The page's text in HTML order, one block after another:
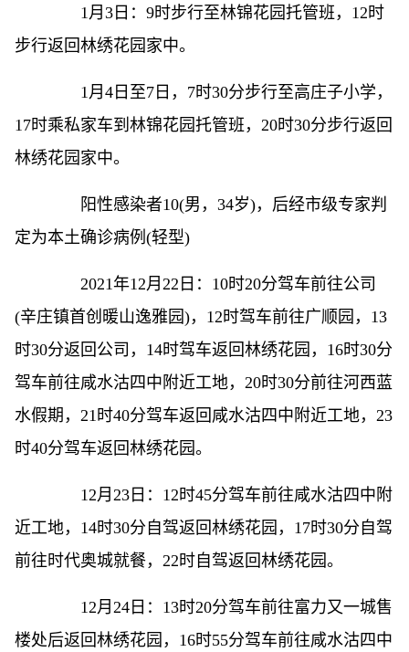
1月3日：9时步行至林锦花园托管班，12时
步行返回林绣花园家中。
1月4日至7日，7时30分步行至高庄子小学，
17时乘私家车到林锦花园托管班，20时30分步行返回
林绣花园家中。
阳性感染者10(男，34岁)，后经市级专家判
定为本土确诊病例(轻型)
2021年12月22日：10时20分驾车前往公司
(辛庄镇首创暖山逸雅园)，12时驾车前往广顺园，13
时30分返回公司，14时驾车返回林绣花园，16时30分
驾车前往咸水沽四中附近工地，20时30分前往河西蓝
水假期，21时40分驾车返回咸水沽四中附近工地，23
时40分驾车返回林绣花园。
12月23日：12时45分驾车前往咸水沽四中附
近工地，14时30分自驾返回林绣花园，17时30分自驾
前往时代奥城就餐，22时自驾返回林绣花园。
12月24日：13时20分驾车前往富力又一城售
楼处后返回林绣花园，16时55分驾车前往咸水沽四中